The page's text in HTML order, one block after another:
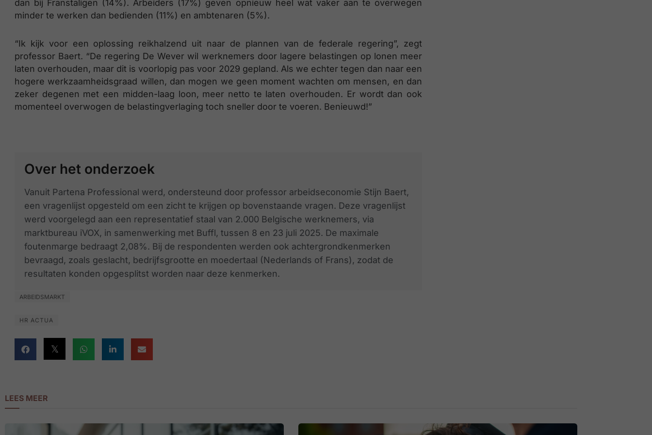
dan bij Franstaligen (14%). Arbeiders (17%) geven opnieuw heel wat vaker aan te overwegen
minder te werken dan bedienden (11%) en ambtenaren (5%).
“Ik kijk voor een oplossing reikhalzend uit naar de plannen van de federale regering”, zegt
professor Baert. “De regering De Wever wil werknemers door lagere belastingen op lonen meer
laten overhouden, maar dit is voorlopig pas voor 2029 gepland. Als we echter tegen dan naar een
hogere werkzaamheidsgraad willen, dan mogen we geen moment wachten om mensen, en dan
zeker degenen met een midden-laag loon, meer netto te laten overhouden. Er wordt dan ook
momenteel overwogen de belastingverlaging toch sneller door te voeren. Benieuwd!”
Over het onderzoek
Vanuit Partena Professional werd, ondersteund door professor arbeidseconomie Stijn Baert,
een vragenlijst opgesteld om een zicht te krijgen op bovenstaande vragen. Deze vragenlijst
werd voorgelegd aan een representatief staal van 2.000 Belgische werknemers, via
marktbureau iVOX, in samenwerking met Buffl, tussen 8 en 23 juli 2025. De maximale
foutenmarge bedraagt 2,08%. Bij de respondenten werden ook achtergrondkenmerken
bevraagd, zoals geslacht, bedrijfsgrootte en moedertaal (Nederlands of Frans), zodat de
resultaten konden opgesplitst worden naar deze kenmerken.
ARBEIDSMARKT
HR ACTUA
LEES MEER